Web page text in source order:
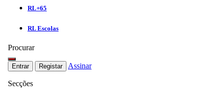
RL+65
RL Escolas
Procurar
Entrar Registar Assinar
Secções